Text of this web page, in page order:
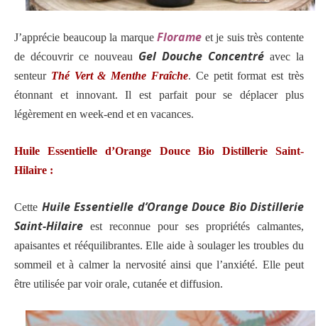
J’apprécie beaucoup la marqueFlorame et je suis très contente
de découvrir ce nouveau Gel Douche Concentré avec la
senteur Thé Vert & Menthe Fraîche. Ce petit format est très
étonnant et innovant. Il est parfait pour se déplacer plus
légèrement en week-end et en vacances.
Huile Essentielle d’Orange Douce Bio Distillerie Saint-
Hilaire :
Cette Huile Essentielle d’Orange Douce Bio Distillerie
Saint-Hilaire est reconnue pour ses propriétés calmantes,
apaisantes et rééquilibrantes. Elle aide à soulager les troubles du
sommeil et à calmer la nervosité ainsi que l’anxiété. Elle peut
être utilisée par voir orale, cutanée et diffusion.